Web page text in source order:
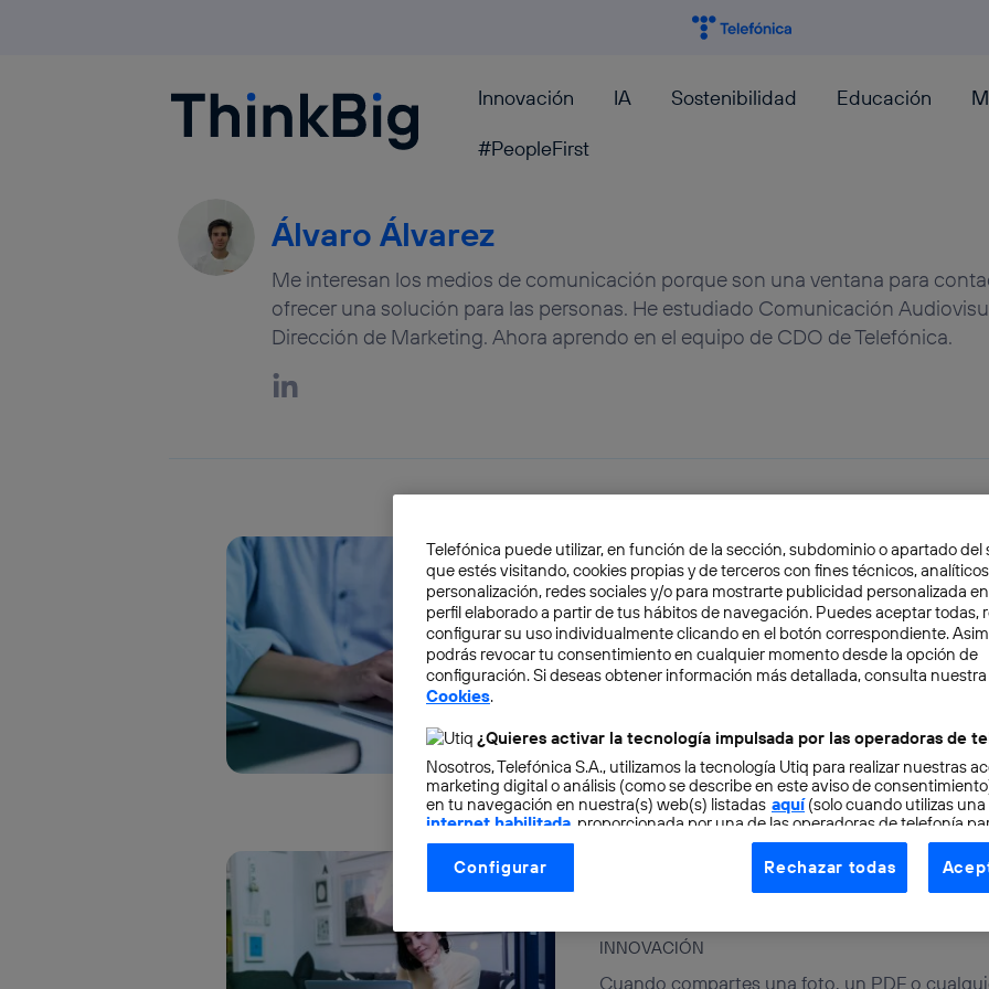
Blogthinkbig.com Innovación IA Sostenibilidad Educación
#PeopleFirst
Álvaro Álvarez
Me interesan los medios de comunicación porque son una ventana para
ofrecer una solución para las personas. He estudiado Comunicación
Dirección de Marketing. Ahora aprendo en el equipo de CDO de Telefónica.
INNOVACIÓN
Tipos de metadatos:
administrativos y
Vivimos en una época donde la información
valiosos, pero también uno de los más
Álvaro Álvarez
INNOVACIÓN
Paso a paso: Cómo ver los
archivos digitales y evitar
Cuando compartes una foto, un PDF o
Telefónica puede utilizar, en función de la sección, subdominio o apartado del
que estés visitando, cookies propias y de terceros con fines técnicos,
personalización, redes sociales y/o para mostrarte publicidad personalizada
perfil elaborado a partir de tus hábitos de navegación. Puedes aceptar todas,
configurar su uso individualmente clicando en el botón correspondiente.
podrás revocar tu consentimiento en cualquier momento desde la opción de
configuración. Si deseas obtener información más detallada, consulta nuestra
Cookies.
¿Quieres activar la tecnología impulsada por las operadoras de
Nosotros, Telefónica S.A., utilizamos la tecnología Utiq para realizar nuestras
marketing digital o análisis (como se describe en este aviso de
en tu navegación en nuestra(s) web(s) listadas aquí(solo cuando utilizas una
internet habilitada , proporcionada por una de las operadoras de telefonía
otorgas tu consentimiento en cada página web).
La tecnología Utiq está diseñada con la privacidad como prioridad
control.
utilizando tu dirección IP y otra información de la cuenta de cliente de
vinculada a la conexión que utilizas (p. ej., número de teléfono móvil).
Configurar Rechazar todas